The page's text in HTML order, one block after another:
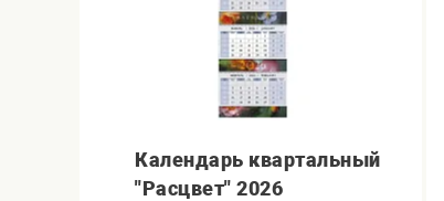
Календарь квартальный
"Расцвет" 2026